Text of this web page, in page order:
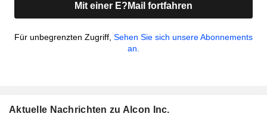
Mit einer E?Mail fortfahren
Für unbegrenzten Zugriff, Sehen Sie sich unsere Abonnements
an.
Aktuelle Nachrichten zu Alcon Inc.